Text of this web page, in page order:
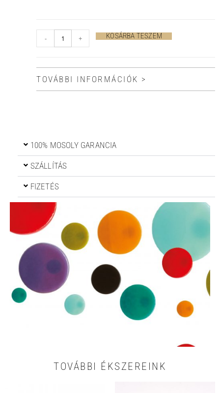
- + KOSÁRBA TESZEM
TOVÁBBI INFORMÁCIÓK >
100% MOSOLY GARANCIA
SZÁLLÍTÁS
FIZETÉS
TOVÁBBI ÉKSZEREINK